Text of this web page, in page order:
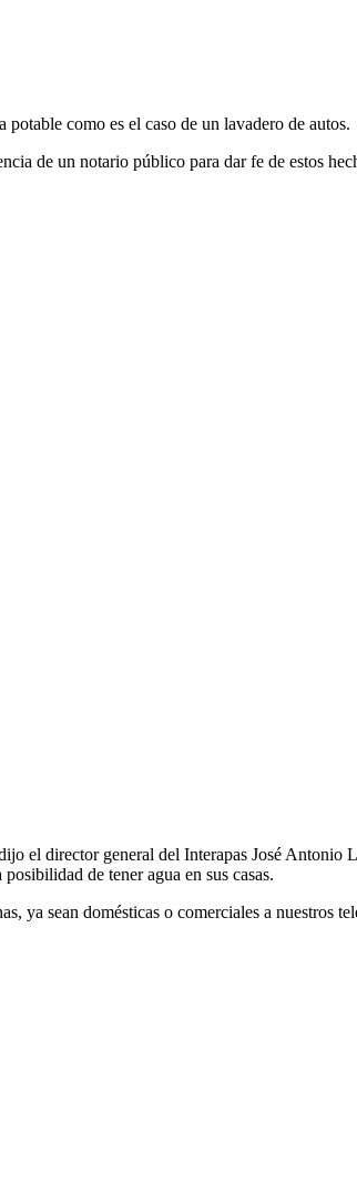
como es el caso de un lavadero de autos.
de un notario público para dar fe de estos
el director general del Interapas José Antonio
de tener agua en sus casas.
ya sean domésticas o comerciales a nuestros